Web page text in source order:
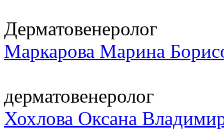
Дерматовенеролог
Маркарова Марина
дерматовенеролог
Хохлова Оксана